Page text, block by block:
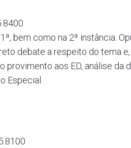
bem como na 2ª instância.
debate a respeito do tema
provimento aos ED, análise da
Especial.